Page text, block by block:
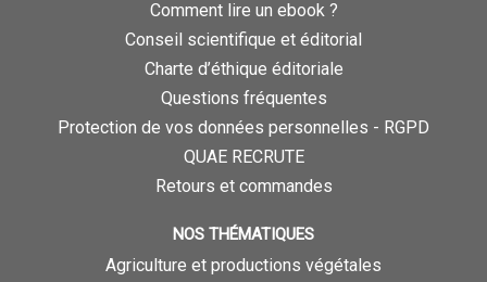
Comment lire un ebook ?
Conseil scientifique et éditorial
Charte d’éthique éditoriale
Questions fréquentes
Protection de vos données personnelles - RGPD
QUAE RECRUTE
Retours et commandes
NOS THÉMATIQUES
Agriculture et productions végétales